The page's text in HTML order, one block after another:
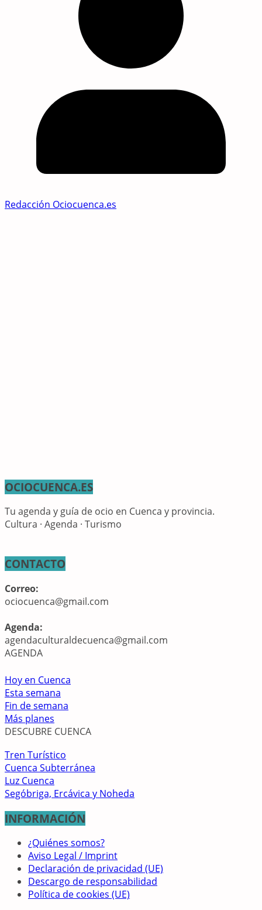
Redacción Ociocuenca.es
OCIOCUENCA.ES
Tu agenda y guía de ocio en Cuenca y provincia.
Cultura · Agenda · Turismo
CONTACTO
Correo:
ociocuenca@gmail.com
Agenda:
agendaculturaldecuenca@gmail.com
AGENDA
Hoy en Cuenca
Esta semana
Fin de semana
Más planes
DESCUBRE CUENCA
Tren Turístico
Cuenca Subterránea
Luz Cuenca
Segóbriga, Ercávica y Noheda
INFORMACIÓN
¿Quiénes somos?
Aviso Legal / Imprint
Declaración de privacidad (UE)
Descargo de responsabilidad
Política de cookies (UE)